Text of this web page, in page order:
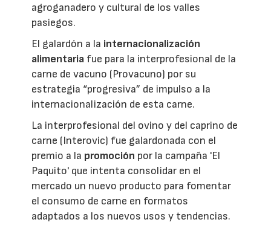
agroganadero y cultural de los valles
pasiegos.
El galardón a la internacionalización
alimentaria fue para la interprofesional de la
carne de vacuno (Provacuno) por su
estrategia “progresiva” de impulso a la
internacionalización de esta carne.
La interprofesional del ovino y del caprino de
carne (Interovic) fue galardonada con el
premio a la promoción por la campaña 'El
Paquito' que intenta consolidar en el
mercado un nuevo producto para fomentar
el consumo de carne en formatos
adaptados a los nuevos usos y tendencias.